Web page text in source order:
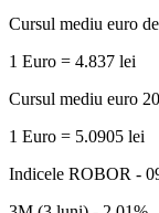
Cursul mediu euro
1 Euro = 4.837 lei
Cursul mediu euro
1 Euro = 5.0905 lei
Indicele ROBOR -